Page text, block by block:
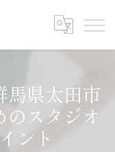
馬県太田市
のスタジオ
ント